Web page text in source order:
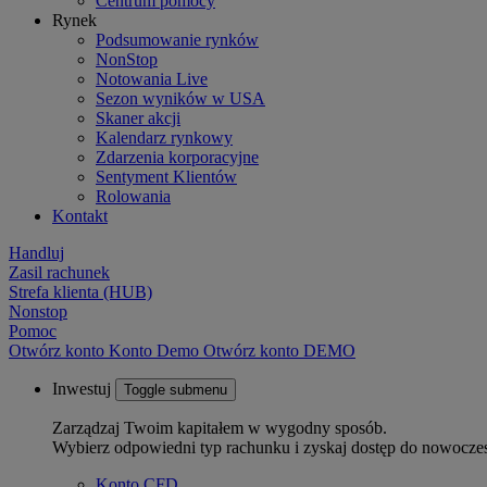
Rynek
Podsumowanie rynków
NonStop
Notowania Live
Sezon wyników w USA
Skaner akcji
Kalendarz rynkowy
Zdarzenia korporacyjne
Sentyment Klientów
Rolowania
Kontakt
Handluj
Zasil rachunek
Strefa klienta (HUB)
Nonstop
Pomoc
Otwórz konto Konto Demo Otwórz konto DEMO
Inwestuj Toggle submenu
Zarządzaj Twoim kapitałem w wygodny sposób.
Wybierz odpowiedni typ rachunku i zyskaj dostęp do